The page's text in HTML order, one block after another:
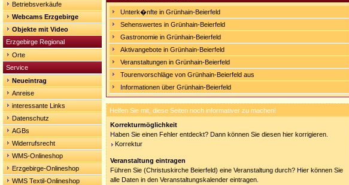
Betriebsverkäufe
Webcams Erzgebirge
Objekte mit Video
Erzgebirge Regional
Orte
Service
Neueintrag
Anreise
interessante Links
Datenschutz
AGBs
Widerrufsrecht
WMS-Onlineshop
Erzgebirge-Onlineshop
WMS Textil-Onlineshop
Unterk�nfte in Grünhain-Beierfeld
Sehenswertes in Grünhain-Beierfeld
Gastronomie in Grünhain-Beierfeld
Aktivangebote in Grünhain-Beierfeld
Veranstaltungen in Grünhain-Beierfeld
Tourenvorschläge von Grünhain-Beierfeld aus
Informationen über Grünhain-Beierfeld
Helfen Sie mit, diese Seiten noch informativer zu machen!
Korrekturmöglichkeit
Haben Sie einen Fehler entdeckt? Dann können Sie diesen hier korrigieren.
Korrektur
Veranstaltung eintragen
Führen Sie (Christuskirche Beierfeld) eine Veranstaltung durch? Hier können Sie
alle Daten in den Veranstaltungskalender eintragen.